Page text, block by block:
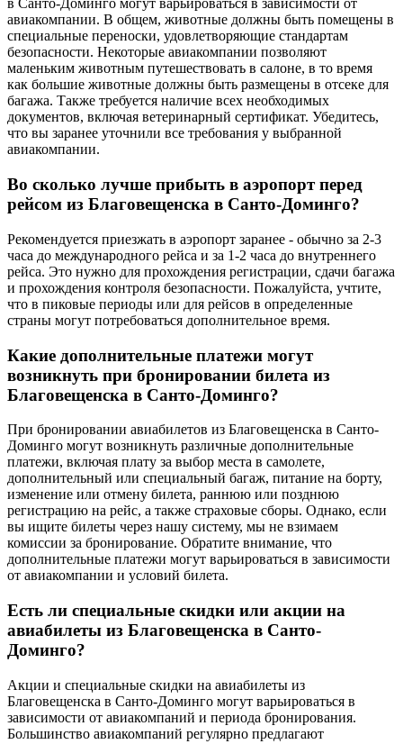
в Санто-Доминго могут варьироваться в зависимости от
авиакомпании. В общем, животные должны быть помещены в
специальные переноски, удовлетворяющие стандартам
безопасности. Некоторые авиакомпании позволяют
маленьким животным путешествовать в салоне, в то время
как большие животные должны быть размещены в отсеке для
багажа. Также требуется наличие всех необходимых
документов, включая ветеринарный сертификат. Убедитесь,
что вы заранее уточнили все требования у выбранной
авиакомпании.
Во сколько лучше прибыть в аэропорт перед
рейсом из Благовещенска в Санто-Доминго?
Рекомендуется приезжать в аэропорт заранее - обычно за 2-3
часа до международного рейса и за 1-2 часа до внутреннего
рейса. Это нужно для прохождения регистрации, сдачи багажа
и прохождения контроля безопасности. Пожалуйста, учтите,
что в пиковые периоды или для рейсов в определенные
страны могут потребоваться дополнительное время.
Какие дополнительные платежи могут
возникнуть при бронировании билета из
Благовещенска в Санто-Доминго?
При бронировании авиабилетов из Благовещенска в Санто-
Доминго могут возникнуть различные дополнительные
платежи, включая плату за выбор места в самолете,
дополнительный или специальный багаж, питание на борту,
изменение или отмену билета, раннюю или позднюю
регистрацию на рейс, а также страховые сборы. Однако, если
вы ищите билеты через нашу систему, мы не взимаем
комиссии за бронирование. Обратите внимание, что
дополнительные платежи могут варьироваться в зависимости
от авиакомпании и условий билета.
Есть ли специальные скидки или акции на
авиабилеты из Благовещенска в Санто-
Доминго?
Акции и специальные скидки на авиабилеты из
Благовещенска в Санто-Доминго могут варьироваться в
зависимости от авиакомпаний и периода бронирования.
Большинство авиакомпаний регулярно предлагают